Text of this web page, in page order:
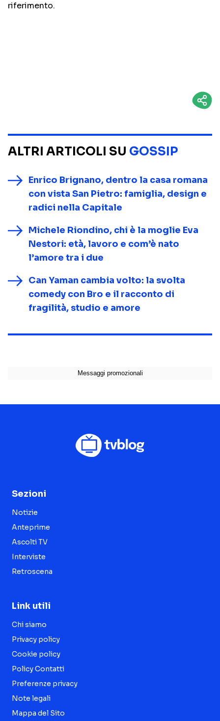
riferimento.
ALTRI ARTICOLI SU GOSSIP
Enrico Brignano, dentro la casa romana
con vista San Pietro: famiglia, design e
radici nella Capitale
Michele Riondino, chi è la moglie Eva
Nestori: età, lavoro e com’è nato
l’amore tra i due
Can Yaman cambia volto: la svolta
comedy con Bro e il racconto di
fragilità, studio e amore
Sezioni
Notizie
Anteprime
Ascolti TV
Interviste
Retroscena
Link utili
Chi siamo
Privacy policy
Cookie policy
Policy Contatti
Preferenze privacy
Note legali
Mappa del Sito